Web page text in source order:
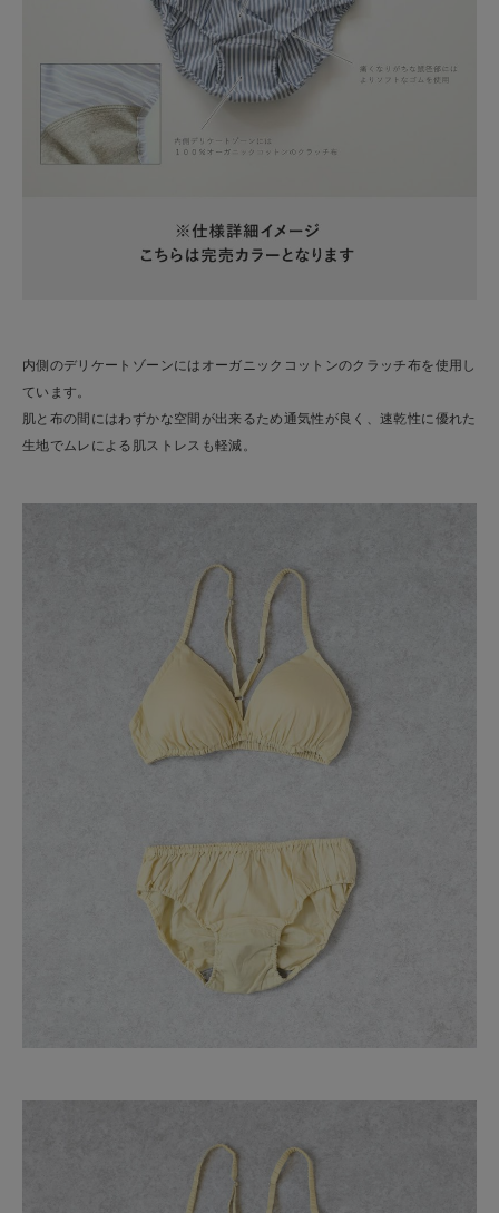
内側のデリケートゾーンにはオーガニックコットンのクラッチ布を使用し
ています。
肌と布の間にはわずかな空間が出来るため通気性が良く、速乾性に優れた
生地でムレによる肌ストレスも軽減。